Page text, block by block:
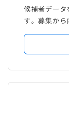
候補者データ
す。募集から